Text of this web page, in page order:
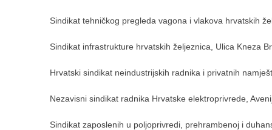
Sindikat tehničkog pregleda vagona i vlakova hrvatskih
Sindikat infrastrukture hrvatskih željeznica, Ulica Kneza
Hrvatski sindikat neindustrijskih radnika i privatnih
Nezavisni sindikat radnika Hrvatske elektroprivrede,
Sindikat zaposlenih u poljoprivredi, prehrambenoj i